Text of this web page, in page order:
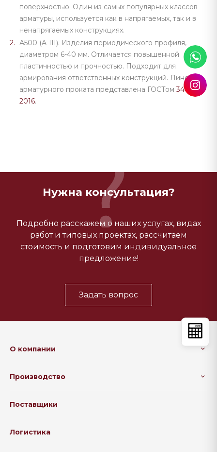
поверхностью. Один из самых популярных классов
арматуры, используется как в напрягаемых, так и в
ненапрягаемых конструкциях.
А500 (A-III). Изделия периодического профиля,
диаметром 6-40 мм. Отличается повышенной
пластичностью и прочностью. Подходит для
армирования ответственных конструкций. Линейка
арматурного проката представлена ГОСТом34028-
2016.
Нужна консультация?
Подробно расскажем о наших услугах, видах
работ и типовых проектах, рассчитаем
стоимость и подготовим индивидуальное
предложение!
Задать вопрос
О компании
Производство
Поставщики
Логистика